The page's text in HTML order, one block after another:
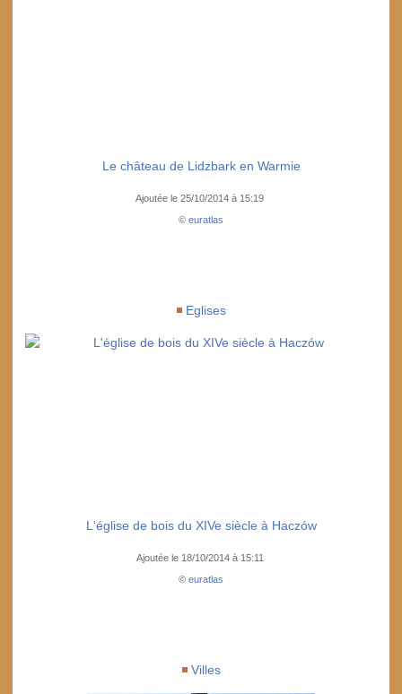
Le château de Lidzbark en Warmie
Ajoutée le 25/10/2014 à 15:19
© euratlas
Eglises
L'église de bois du XIVe siècle à Haczów
Ajoutée le 18/10/2014 à 15:11
© euratlas
Villes